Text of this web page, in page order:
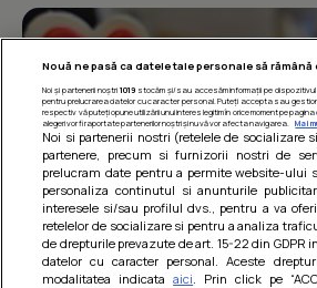
Nouă ne pasă ca datele tale personale să
Noi și partenerii noștri 1019stocăm și/sau accesăm informații pe dispozitivul
pentru prelucrarea datelor cu caracter personal. Puteți accepta sau
respectiv vă puteți opune utilizării unui interes legitim în orice moment pe
alegeri vor fi raportate partenerilor noștri și nu vă vor afecta navigarea.
Mai
Noi si partenerii nostri (retelele de socializare
partenere, precum si furnizorii nostri de
prelucram date pentru a permite website-ului
personaliza continutul si anunturile
interesele si/sau profilul dvs., pentru a va
retelelor de socializare si pentru a analiza
de drepturile prevazute de art. 15-22 din GDPR
datelor cu caracter personal. Aceste
modalitatea indicataaici . Prin click pe